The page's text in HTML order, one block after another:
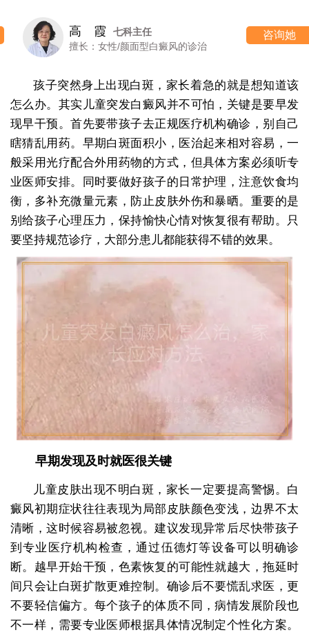
高 霞
七科主任
擅长：女性/颜面型白癜风的诊治
咨询她
孩子突然身上出现白斑，家长着急的就是想知道该
怎么办。其实儿童突发白癜风并不可怕，关键是要早发
现早干预。首先要带孩子去正规医疗机构确诊，别自己
瞎猜乱用药。早期白斑面积小，医治起来相对容易，一
般采用光疗配合外用药物的方式，但具体方案必须听专
业医师安排。同时要做好孩子的日常护理，注意饮食均
衡，多补充微量元素，防止皮肤外伤和暴晒。重要的是
别给孩子心理压力，保持愉快心情对恢复很有帮助。只
要坚持规范诊疗，大部分患儿都能获得不错的效果。
早期发现及时就医很关键
儿童皮肤出现不明白斑，家长一定要提高警惕。白
癜风初期症状往往表现为局部皮肤颜色变浅，边界不太
清晰，这时候容易被忽视。建议发现异常后尽快带孩子
到专业医疗机构检查，通过伍德灯等设备可以明确诊
断。越早开始干预，色素恢复的可能性就越大，拖延时
间只会让白斑扩散更难控制。确诊后不要慌乱求医，更
不要轻信偏方。每个孩子的体质不同，病情发展阶段也
不一样，需要专业医师根据具体情况制定个性化方案。